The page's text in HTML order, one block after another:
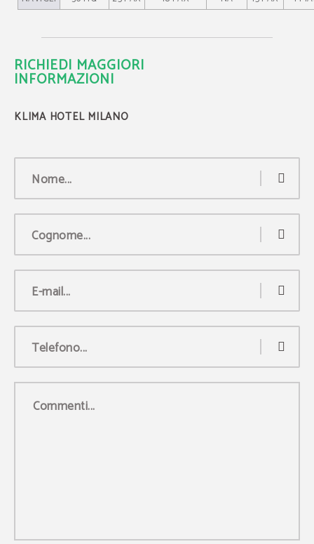
RICHIEDI MAGGIORI
INFORMAZIONI
Nome...
Cognome...
E-mail...
Telefono...
Commenti...